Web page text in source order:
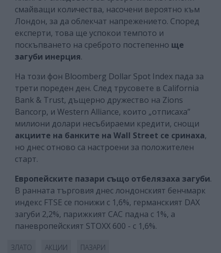
смайващи количества, насочени вероятно към
Лондон, за да облекчат напрежението. Според
експерти, това ще успокои темпото и
поскъпването на среброто постепенно ще
загуби инерция.
На този фон Bloomberg Dollar Spot Index пада за
трети пореден ден. След трусовете в California
Bank & Trust, дъщерно дружество на Zions
Bancorp, и Western Alliance, които „отписаха”
милиони долари несъбираеми кредити, снощи
акциите на банките на Wall Street се сринаха,
но днес отново са настроени за положителен
старт.
Европейските пазари също отбелязаха загуби.
В ранната търговия днес лондонският бенчмарк
индекс FTSE се понижи с 1,6%, германският DAX
загуби 2,2%, парижкият CAC падна с 1%, а
паневропейският STOXX 600 - с 1,6%.
ЗЛАТО АКЦИИ ПАЗАРИ